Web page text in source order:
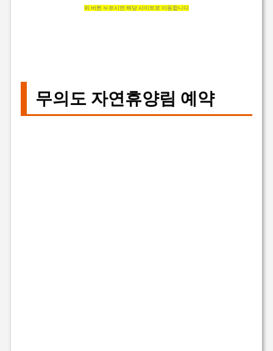
위 버튼 누르시면 해당 사이트로 이동합니다
무의도 자연휴양림 예약